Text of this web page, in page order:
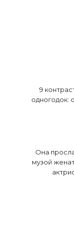
9
одногодок:
Она
музой